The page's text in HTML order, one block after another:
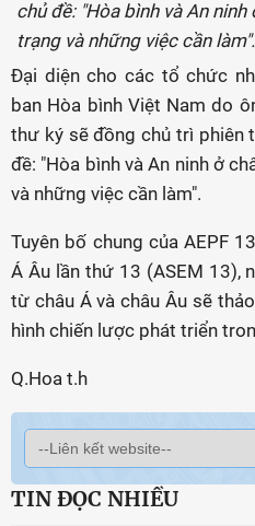
chủ đề: "Hòa bình và An
trạng và những việc cần làm".
Đại diện cho các tổ chức
ban Hòa bình Việt Nam do
thư ký sẽ đồng chủ trì phiên
đề: "Hòa bình và An ninh ở
và những việc cần làm".
Tuyên bố chung của AEPF
Á Âu lần thứ 13 (ASEM 13),
từ châu Á và châu Âu sẽ
hình chiến lược phát triển
Q.Hoa t.h
TIN ĐỌC NHIỀU